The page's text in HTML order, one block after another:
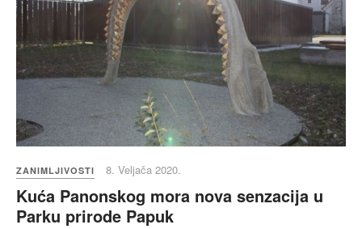
ZANIMLJIVOSTI 8. Veljača 2020.
Kuća Panonskog mora nova senzacija u
Parku prirode Papuk